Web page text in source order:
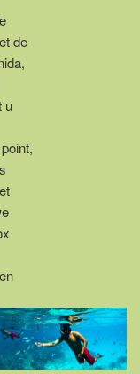
de
u